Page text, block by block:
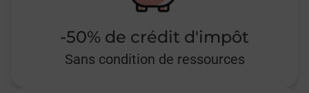
-50% de crédit d'impôt
Sans condition de ressources